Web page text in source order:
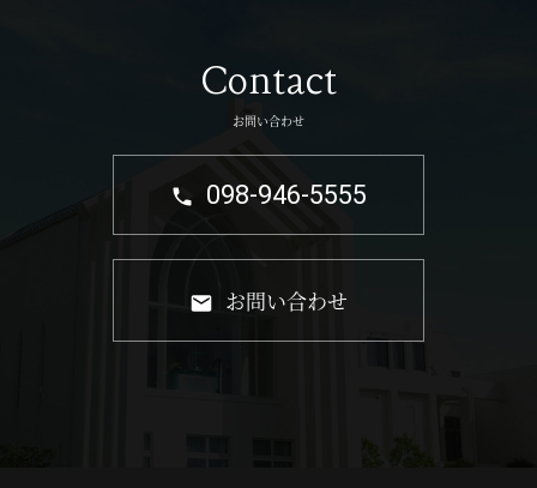
Contact
お問い合わせ
098-946-5555
お問い合わせ